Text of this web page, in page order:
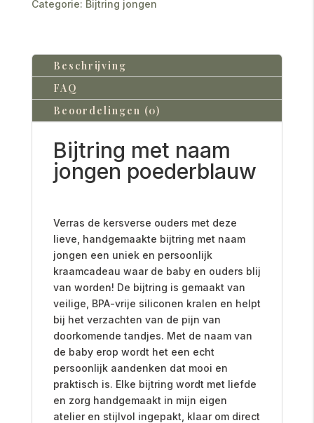
Categorie: Bijtring jongen
Beschrijving
FAQ
Beoordelingen (0)
Bijtring met naam
jongen poederblauw
Verras de kersverse ouders met deze
lieve, handgemaakte bijtring met naam
jongen een uniek en persoonlijk
kraamcadeau waar de baby en ouders blij
van worden! De bijtring is gemaakt van
veilige, BPA-vrije siliconen kralen en helpt
bij het verzachten van de pijn van
doorkomende tandjes. Met de naam van
de baby erop wordt het een echt
persoonlijk aandenken dat mooi en
praktisch is. Elke bijtring wordt met liefde
en zorg handgemaakt in mijn eigen
atelier en stijlvol ingepakt, klaar om direct